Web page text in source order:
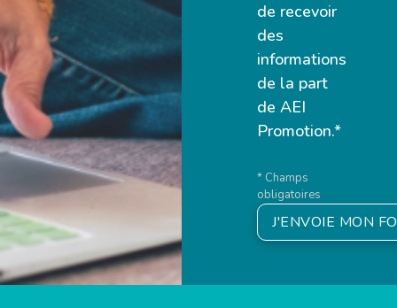
de recevoir
des
informations
de la part
de AEI
Promotion.*
* Champs
obligatoires
J'ENVOIE MON